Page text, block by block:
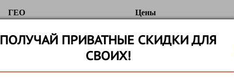
ПОЛУЧАЙ ПРИВАТНЫЕ СКИДКИ ДЛЯ
СВОИХ!
ГЕО Цены
100 рублей за proxy в месяц